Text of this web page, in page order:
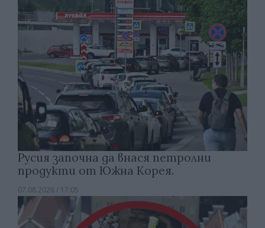
Русия започна да внася петролни
продукти от Южна Корея.
07.08.2026 / 17:05